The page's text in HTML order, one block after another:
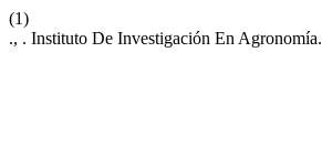
(1)
., . Instituto De Investigación En Agronomía.